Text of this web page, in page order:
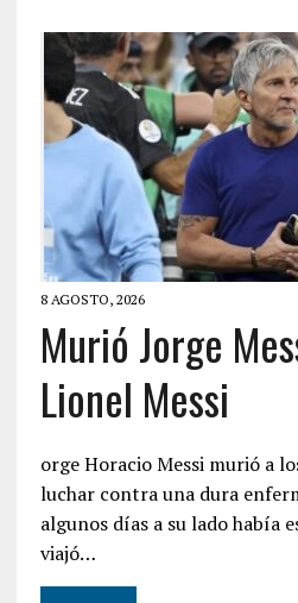
8 AGOSTO, 2026
Murió Jorge
Lionel Messi
orge Horacio Messi murió a
luchar contra una dura
algunos días a su lado había
viajó…